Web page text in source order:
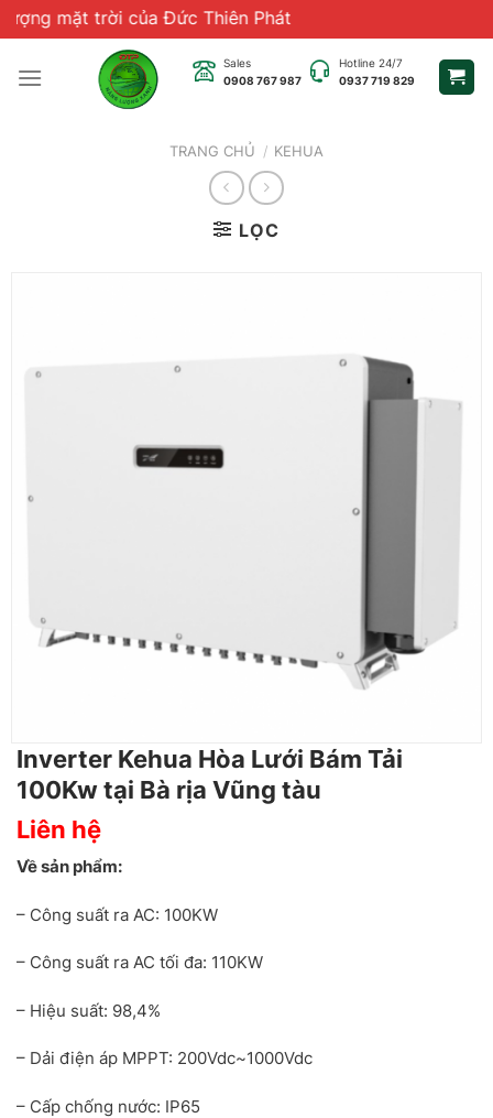
Chuyển
đến
nội
mặt trời của Đức Thiên Phát
Sales
0908 767 987
Hotline 24/7
0937 719 829
TRANG CHỦ / KEHUA
LỌC
Inverter Kehua Hòa Lưới Bám Tải
100Kw tại Bà rịa Vũng tàu
Liên hệ
Về sản phẩm:
– Công suất ra AC: 100KW
– Công suất ra AC tối đa: 110KW
– Hiệu suất: 98,4%
– Dải điện áp MPPT: 200Vdc~1000Vdc
– Cấp chống nước: IP65